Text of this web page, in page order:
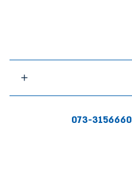
073-3156660